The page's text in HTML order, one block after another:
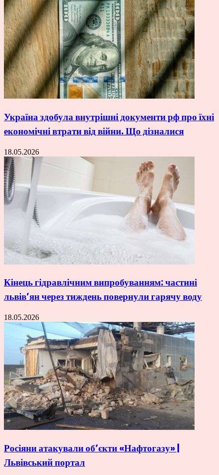
Україна здобула внутрішні документи рф про їхні
економічні втрати від війни. Що дізналися
18.05.2026
Кінець гідравлічним випробуванням: частині
львів’ян через тиждень повернули гарячу воду
18.05.2026
Росіяни атакували об’єкти «Нафтогазу» |
Львівський портал